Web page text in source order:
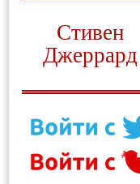
Стивен
Джеррард